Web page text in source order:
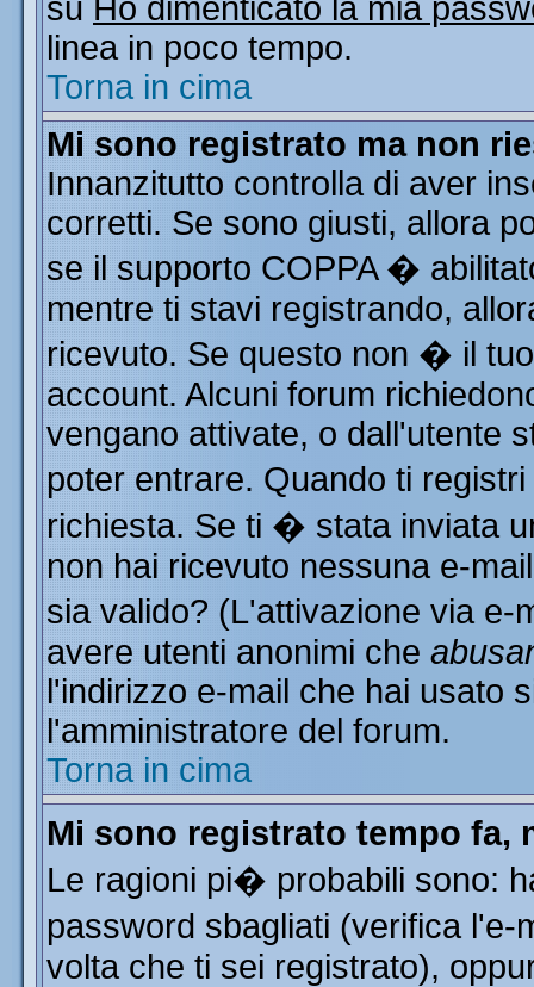
su Ho dimenticato la mia
linea in poco tempo.
Torna in cima
Mi sono registrato ma non
Innanzitutto controlla di aver
corretti. Se sono giusti, allora
se il supporto COPPA �
mentre ti stavi registrando,
ricevuto. Se questo non � il
account. Alcuni forum
vengano attivate, o dall'utente
poter entrare. Quando ti
richiesta. Se ti � stata inviata
non hai ricevuto nessuna e-
sia valido? (L'attivazione via
avere utenti anonimi che
l'indirizzo e-mail che hai usato
l'amministratore del forum.
Torna in cima
Mi sono registrato tempo
Le ragioni pi� probabili sono:
password sbagliati (verifica
volta che ti sei registrato),